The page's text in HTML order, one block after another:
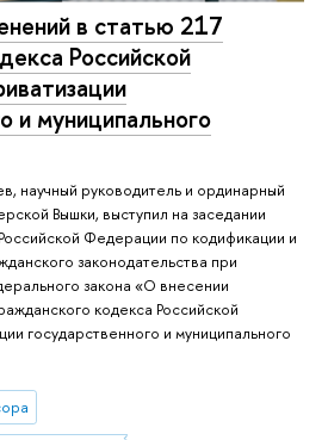
в статью 217
Российской
и муниципального
научный руководитель и ординарный
Вышки, выступил на заседании
Федерации по кодификации и
законодательства при
закона «О внесении
кодекса Российской
государственного и муниципального